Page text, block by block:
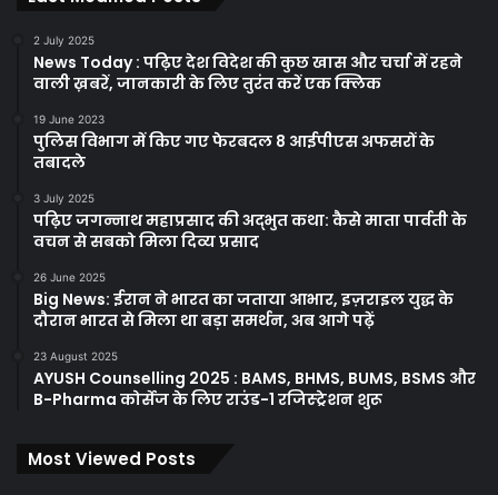
2 July 2025
News Today : पढ़िए देश विदेश की कुछ खास और चर्चा में रहने
वाली ख़बरें, जानकारी के लिए तुरंत करें एक क्लिक
19 June 2023
पुलिस विभाग में किए गए फेरबदल 8 आईपीएस अफसरों के
तबादले
3 July 2025
पढ़िए जगन्नाथ महाप्रसाद की अद्भुत कथा: कैसे माता पार्वती के
वचन से सबको मिला दिव्य प्रसाद
26 June 2025
Big News: ईरान ने भारत का जताया आभार, इज़राइल युद्ध के
दौरान भारत से मिला था बड़ा समर्थन, अब आगे पढ़ें
23 August 2025
AYUSH Counselling 2025 : BAMS, BHMS, BUMS, BSMS और
B-Pharma कोर्सेज के लिए राउंड-1 रजिस्ट्रेशन शुरू
Most Viewed Posts